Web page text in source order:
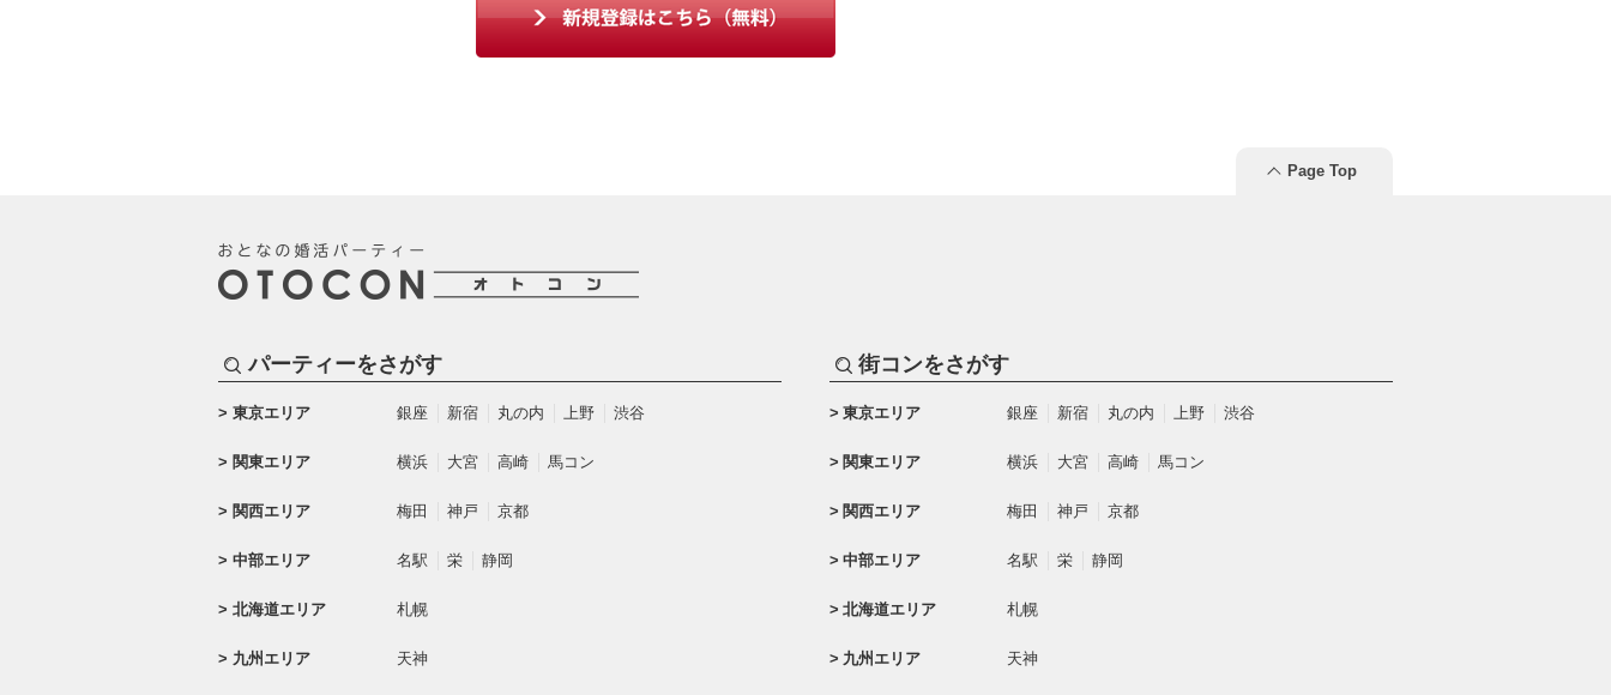
Page Top
パーティーをさがす
東京エリア 銀座 新宿 丸の内 上野 渋谷
関東エリア 横浜 大宮 高崎 馬コン
関西エリア 梅田 神戸 京都
中部エリア 名駅 栄 静岡
北海道エリア 札幌
九州エリア 天神
街コンをさがす
東京エリア 銀座 新宿 丸の内 上野 渋谷
関東エリア 横浜 大宮 高崎 馬コン
関西エリア 梅田 神戸 京都
中部エリア 名駅 栄 静岡
北海道エリア 札幌
九州エリア 天神